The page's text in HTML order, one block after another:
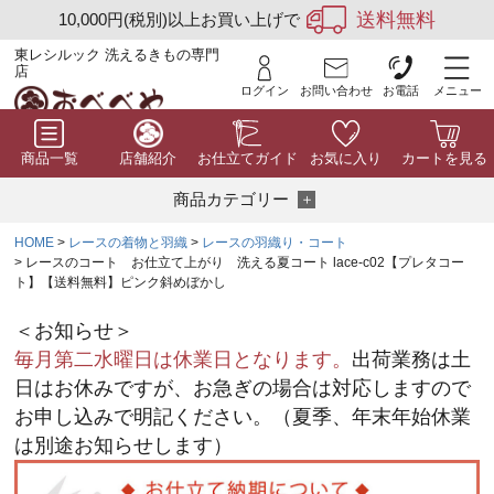
10,000円(税別)以上お買い上げで 送料無料
東レシルック 洗えるきもの専門
店
ログイン お問い合わせ お電話 メニュー
商品一覧 店舗紹介 お仕立てガイド お気に入り カートを見る
商品カテゴリー
HOME レースの着物と羽織
レースの羽織り・コート
レースのコート お仕立て上がり 洗える夏コート lace-c02【プレタコー
ト】【送料無料】ピンク斜めぼかし
＜お知らせ＞
毎月第二水曜日は休業日となります。 出荷業務は土
日はお休みですが、お急ぎの場合は対応しますので
お申し込みで明記ください。（夏季、年末年始休業
は別途お知らせします）